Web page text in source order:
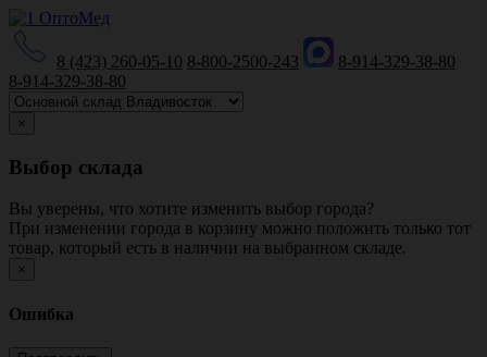
8 (423) 260-05-10 8-800-2500-243
8-914-329-38-80
8-914-329-38-80
×
Выбор склада
Вы уверены, что хотите изменить выбор города?
При изменении города в корзину можно положить только тот
товар, который есть в наличии на выбранном складе.
×
Ошибка